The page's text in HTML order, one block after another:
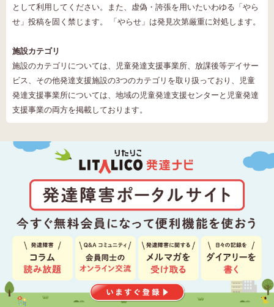
として利用してください。また、虚偽・誇張を用いたいわゆる「やら
せ」投稿を固く禁じます。 「やらせ」は発見次第厳重に対処します。
施設カテゴリ
施設のカテゴリについては、児童発達支援事業所、放課後等デイサー
ビス、その他発達支援施設の3つのカテゴリを取り扱っており、児童
発達支援事業所については、地域の児童発達支援センターと児童発達
支援事業の両方を掲載しております。